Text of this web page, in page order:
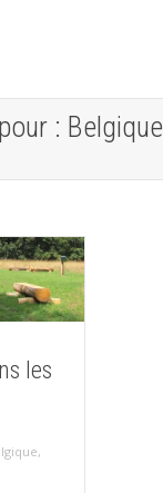
: Belgique
les
,